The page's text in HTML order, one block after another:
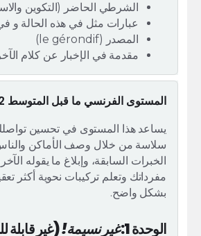
الشرطي الحاضر (التكوين
عبارات مثل في هذه الحالة و
المصدر (le gérondif)
مقدمة في الإخبار عن كلام
المستوى الفرنسي ما قبل المتوسط B1.2
يساعد هذا المستوى في تحسين
سلاسة من خلال وصف الأماكن
الخبرات السابقة، وإبلاغ ما يقوله
مفرداتك وتعلم تركيبات نحوية أكثر
بشكل واضح.
الوحدة 1: غير نسيمة!(غير قابلة